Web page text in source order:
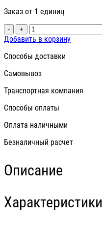
Заказ от 1 единиц
- +
Добавить в корзину
Способы доставки
Самовывоз
Транспортная компания
Способы оплаты
Оплата наличными
Безналичный расчет
Описание
Характеристики